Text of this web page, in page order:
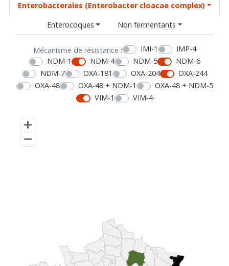
Enterobacterales (Enterobacter cloacae complex)
Enterocoques
Non fermentants
Mécanisme de résistance : IMI-1
IMP-4
NDM-1
NDM-4 NDM-5
NDM-6
NDM-7
OXA-181 OXA-204
OXA-244
OXA-48
OXA-48 + NDM-1
OXA-48 + NDM-5
VIM-1
VIM-4